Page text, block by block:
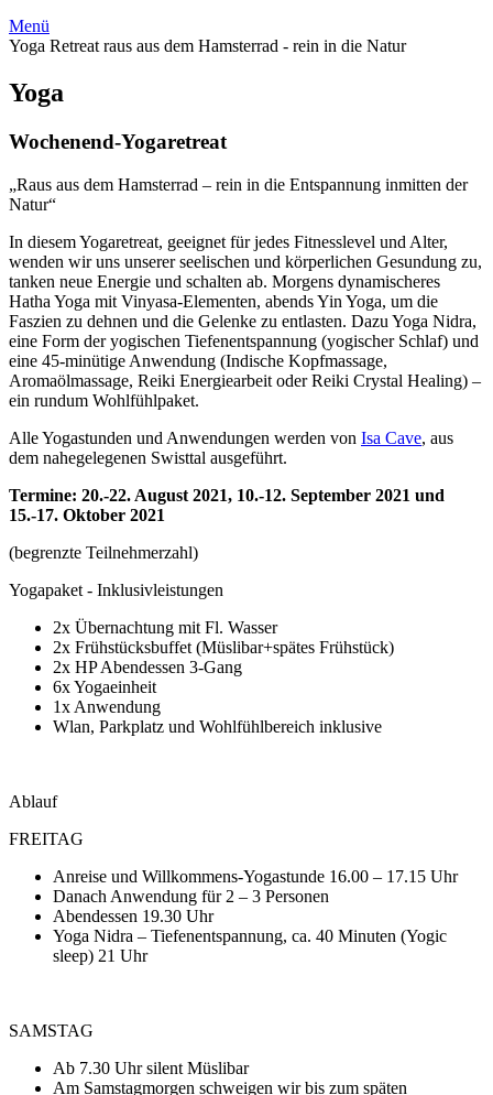
Menü
Yoga Retreat raus aus dem Hamsterrad - rein in die Natur
Yoga
Wochenend-Yogaretreat
„Raus aus dem Hamsterrad – rein in die Entspannung inmitten der
Natur“
In diesem Yogaretreat, geeignet für jedes Fitnesslevel und Alter,
wenden wir uns unserer seelischen und körperlichen Gesundung zu,
tanken neue Energie und schalten ab. Morgens dynamischeres
Hatha Yoga mit Vinyasa-Elementen, abends Yin Yoga, um die
Faszien zu dehnen und die Gelenke zu entlasten. Dazu Yoga Nidra,
eine Form der yogischen Tiefenentspannung (yogischer Schlaf) und
eine 45-minütige Anwendung (Indische Kopfmassage,
Aromaölmassage, Reiki Energiearbeit oder Reiki Crystal Healing) –
ein rundum Wohlfühlpaket.
Alle Yogastunden und Anwendungen werden von Isa Cave, aus
dem nahegelegenen Swisttal ausgeführt.
Termine: 20.-22. August 2021, 10.-12. September 2021 und
15.-17. Oktober 2021
(begrenzte Teilnehmerzahl)
Yogapaket - Inklusivleistungen
2x Übernachtung mit Fl. Wasser
2x Frühstücksbuffet (Müslibar+spätes Frühstück)
2x HP Abendessen 3-Gang
6x Yogaeinheit
1x Anwendung
Wlan, Parkplatz und Wohlfühlbereich inklusive
Ablauf
FREITAG
Anreise und Willkommens-Yogastunde 16.00 – 17.15 Uhr
Danach Anwendung für 2 – 3 Personen
Abendessen 19.30 Uhr
Yoga Nidra – Tiefenentspannung, ca. 40 Minuten (Yogic
sleep) 21 Uhr
SAMSTAG
Ab 7.30 Uhr silent Müslibar
Am Samstagmorgen schweigen wir bis zum späten